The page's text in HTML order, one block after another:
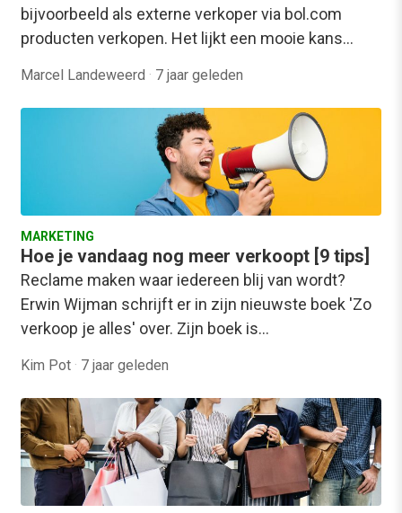
bijvoorbeeld als externe verkoper via bol.com
producten verkopen. Het lijkt een mooie kans…
Marcel Landeweerd · 7 jaar geleden
MARKETING
Hoe je vandaag nog meer verkoopt [9 tips]
Reclame maken waar iedereen blij van wordt?
Erwin Wijman schrijft er in zijn nieuwste boek 'Zo
verkoop je alles' over. Zijn boek is…
Kim Pot · 7 jaar geleden